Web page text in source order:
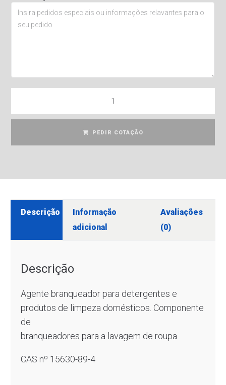
PEDIR COTAÇÃO
Descrição
Informação
adicional
Avaliações
(0)
Descrição
Agente branqueador para detergentes e
produtos de limpeza domésticos. Componente
de
branqueadores para a lavagem de roupa
CAS nº 15630-89-4